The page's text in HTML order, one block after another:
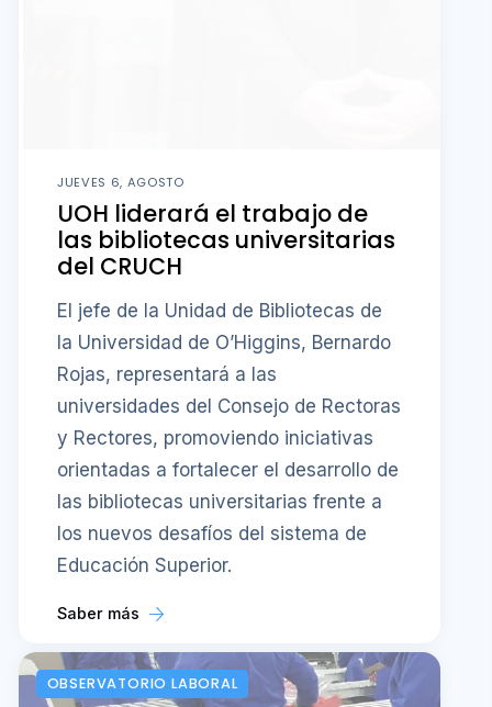
JUEVES 6, AGOSTO
UOH liderará el trabajo de
las bibliotecas universitarias
del CRUCH
El jefe de la Unidad de Bibliotecas de
la Universidad de O’Higgins, Bernardo
Rojas, representará a las
universidades del Consejo de Rectoras
y Rectores, promoviendo iniciativas
orientadas a fortalecer el desarrollo de
las bibliotecas universitarias frente a
los nuevos desafíos del sistema de
Educación Superior.
Saber más
OBSERVATORIO LABORAL